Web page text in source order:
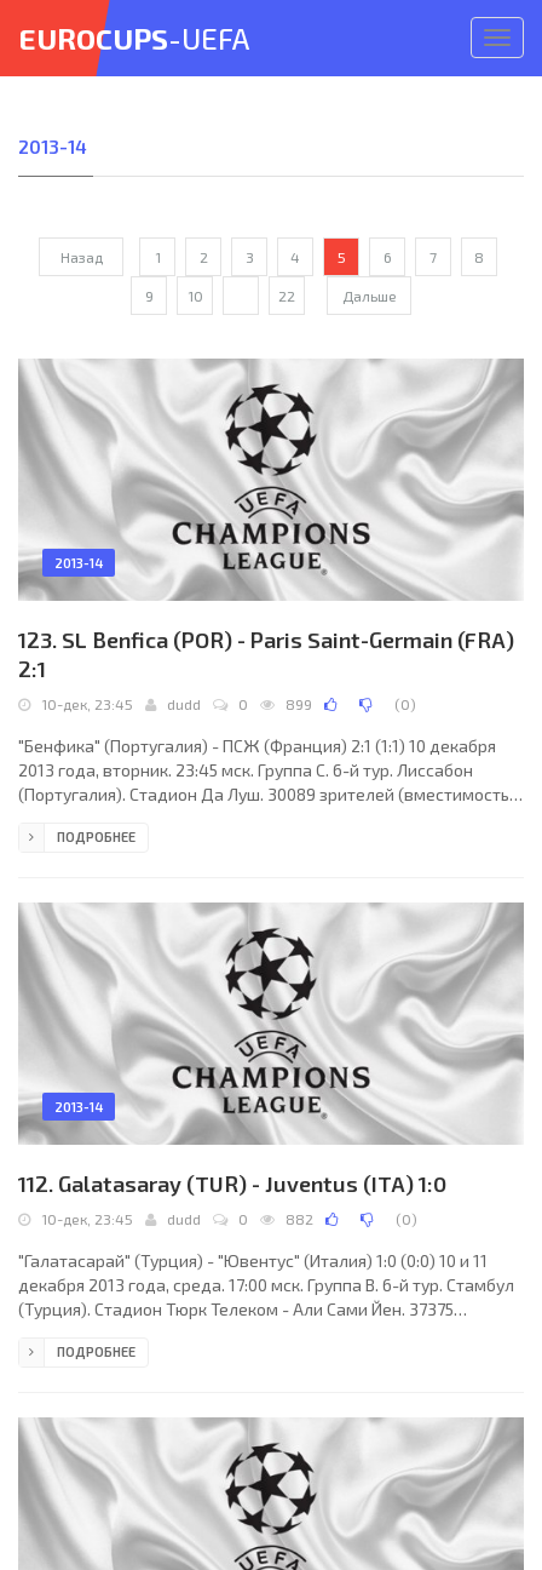
меню
EUROCUPS-UEFA
2013-14
Назад 1 2 3 4 5 6 7 8
9 10 22 Дальше
2013-14
123. SL Benfica (POR) - Paris Saint-Germain (FRA)
2:1
10-дек, 23:45 dudd 0 899 (0)
"Бенфика" (Португалия) - ПСЖ (Франция) 2:1 (1:1) 10 декабря
2013 года, вторник. 23:45 мск. Группа C. 6-й тур. Лиссабон
(Португалия). Стадион Да Луш. 30089 зрителей (вместимость -
энд-Уир, Англия), Саймон Бек (Англия), Стивен Чайлд (Англия).
(Миралем Сулеймани, 77), Неманья Матич, Эсекьель Гарай,
Силвиу, Энцо Перес (Андре
ПОДРОБНЕЕ
2013-14
112. Galatasaray (TUR) - Juventus (ITA) 1:0
10-дек, 23:45 dudd 0 882 (0)
"Галатасарай" (Турция) - "Ювентус" (Италия) 1:0 (0:0) 10 и 11
декабря 2013 года, среда. 17:00 мск. Группа B. 6-й тур. Стамбул
(Турция). Стадион Тюрк Телеком - Али Сами Йен. 37375
(Лиссабон, Португалия), Бертину Миранда (Португалия), Жозе
Сельчук Инан (к), Уэсли Снейдер (Джейхун Гюлселам, 90+2),
Дидье Дрогба, Бурак Йылмаз,
ПОДРОБНЕЕ